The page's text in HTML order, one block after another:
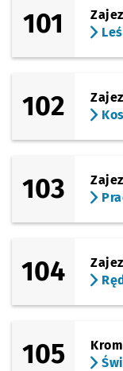
101
102
103
104
105